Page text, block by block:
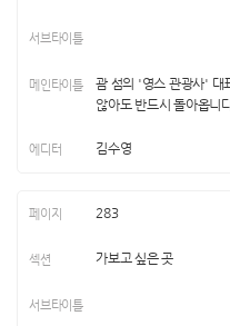
괌 섬의 '영스 관광사' 대
않아도 반드시 돌아옵니
김수영
283
가보고 싶은 곳